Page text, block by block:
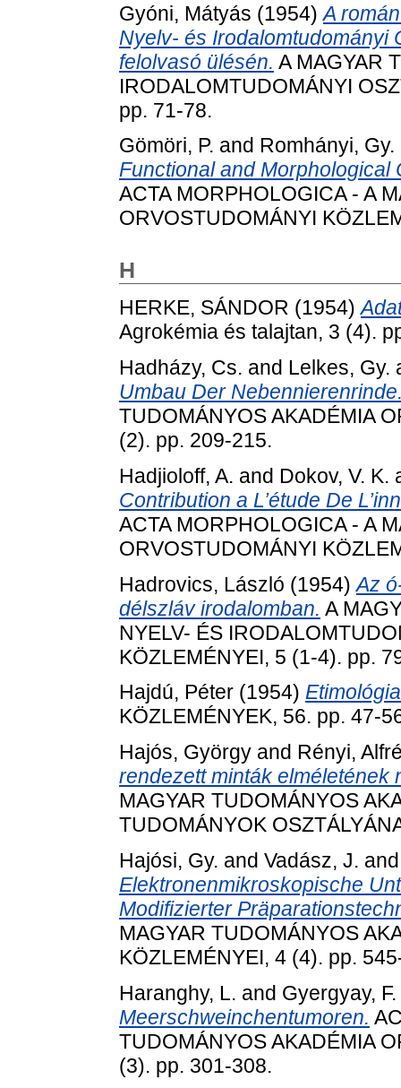
Gyóni, Mátyás (1954)A
Nyelv- és Irodalomtudományi
felolvasó ülésén. A MAGYAR
IRODALOMTUDOMÁNYI
pp. 71-78.
Gömöri, P. and Romhányi, Gy.
Functional and Morphological
ACTA MORPHOLOGICA - A
ORVOSTUDOMÁNYI
H
HERKE, SÁNDOR (1954)
Agrokémia és talajtan, 3 (4).
Hadházy, Cs. and Lelkes, Gy.
Umbau Der
TUDOMÁNYOS AKADÉMIA
(2). pp. 209-215.
Hadjioloff, A. and Dokov, V. K.
Contribution a L’étude De
ACTA MORPHOLOGICA - A
ORVOSTUDOMÁNYI
Hadrovics, László (1954)Az
délszláv irodalomban. A
NYELV- ÉS
KÖZLEMÉNYEI, 5 (1-4). pp.
Hajdú, Péter (1954)
KÖZLEMÉNYEK, 56. pp. 47-
Hajós, György and Rényi,
rendezett minták
MAGYAR TUDOMÁNYOS
TUDOMÁNYOK
Hajósi, Gy. and Vadász, J.
Elektronenmikroskopische
Modifizierter
MAGYAR TUDOMÁNYOS
KÖZLEMÉNYEI, 4 (4). pp.
Haranghy, L. and Gyergyay, F.
Meerschweinchentumoren.
TUDOMÁNYOS AKADÉMIA
(3). pp. 301-308.